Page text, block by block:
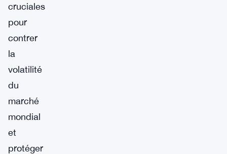
cruciales
pour
contrer
la
volatilité
du
marché
mondial
et
protéger